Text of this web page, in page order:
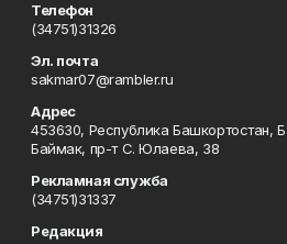
Телефон
(34751)31326
Эл. почта
sakmar07@rambler.ru
Адрес
453630, Республика Башкортостан,
Баймак, пр-т С. Юлаева, 38
Рекламная служба
(34751)31337
Редакция